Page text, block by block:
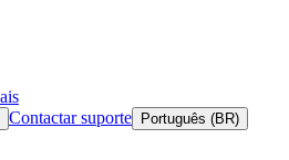
Contactar suporte Português (BR)